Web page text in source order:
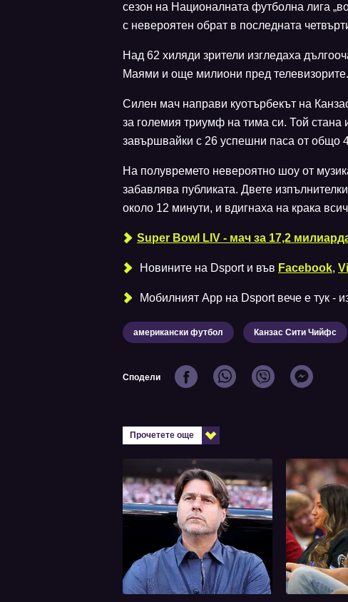
сезон на Националната футболна лига
с невероятен обрат в последната
Над 62 хиляди зрители изгледаха
Маями и още милиони пред телевизорите.
Силен мач направи куотърбекът на
за големия триумф на тима си. Той
завършвайки с 26 успешни паса от общо
На полувремето невероятно шоу от
забавлява публиката. Двете
около 12 минути, и вдигнаха на крака
Super Bowl LIV - мач за 17,2
Новините на Dsport и във Facebook,
Мобилният Аpp на Dsport вече е тук -
американски футбол Канзас Сити Чийфс
Сподели
Прочетете още